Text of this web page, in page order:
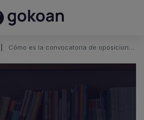
Cómo es la convocatoria de oposiciones para la Junta Castilla y León